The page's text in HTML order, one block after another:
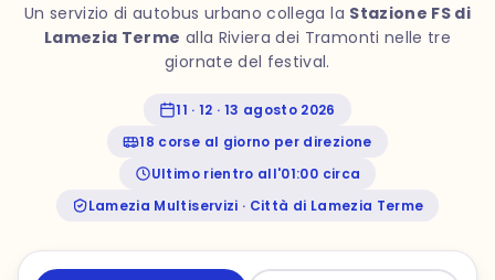
Un servizio di autobus urbano collega la Stazione FS di
Lamezia Terme alla Riviera dei Tramonti nelle tre
giornate del festival.
11 · 12 · 13 agosto 2026
18 corse al giorno per direzione
Ultimo rientro all'01:00 circa
Lamezia Multiservizi · Città di Lamezia Terme